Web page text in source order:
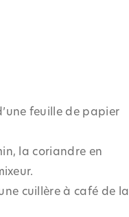
feuille de papier
la coriandre en
cuillère à café de la